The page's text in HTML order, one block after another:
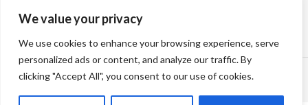
We value your privacy
We use cookies to enhance your browsing experience, serve
personalized ads or content, and analyze our traffic. By
clicking "Accept All", you consent to our use of cookies.
info@topvinos.com
2024 © Todos los derechos reservados
Desarrollo web por: